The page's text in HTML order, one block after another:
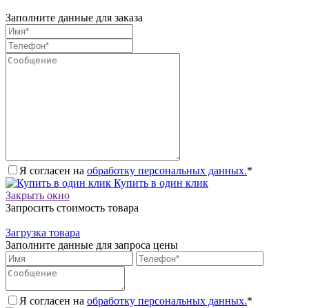
Заполните данные для заказа
Я согласен на обработку персональных данных.*
Купить в один клик
Закрыть окно
Запросить стоимость товара
Загрузка товара
Заполните данные для запроса цены
Я согласен на обработку персональных данных.*